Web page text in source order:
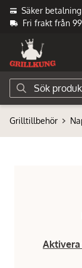
Säker betalning
Fri frakt från
Grilltillbehör